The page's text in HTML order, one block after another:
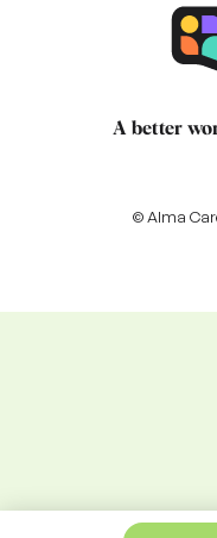
A better
© Alma